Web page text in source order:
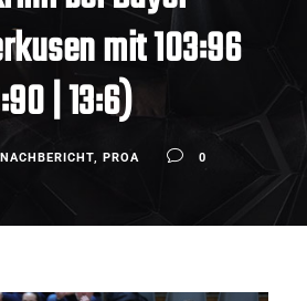
mit 103:96
| 13:6)
NACHBERICHT, PROA 0